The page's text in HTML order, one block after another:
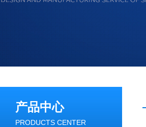
产品中心
PRODUCTS CENTER